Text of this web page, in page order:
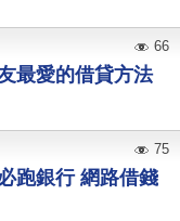
最愛的借貸方法
66
跑銀行 網路借錢
75